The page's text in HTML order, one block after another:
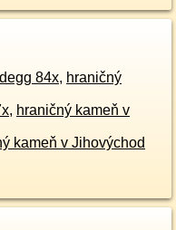
84x, hraničný
, hraničný kameň v
kameň v Jihovýchod